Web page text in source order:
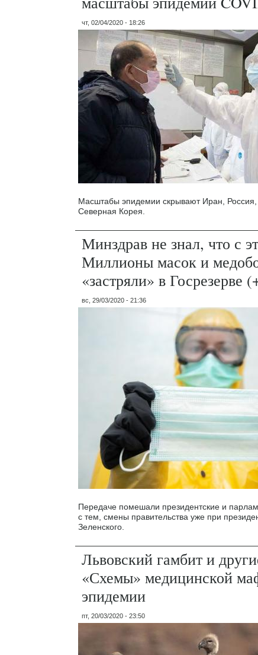
чт, 02/04/2020 - 18:26
Масштабы эпидемии скрывают Иран,
Северная Корея.
Минздрав не знал, что с
Миллионы масок и
«застряли» в Госрезерве
вс, 29/03/2020 - 21:36
Передаче помешали президентские и
с тем, смены правительства уже при
Зеленского.
Львовский гамбит и
«Схемы» медицинской
эпидемии
пт, 20/03/2020 - 23:50